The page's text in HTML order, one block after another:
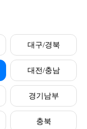
대구/경북
대전/충남
경기남부
충북